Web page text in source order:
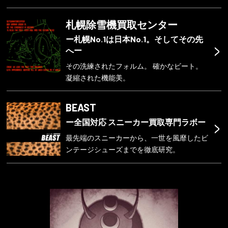
>
札幌除雪機買取センター
ー札幌No.1は日本No.1。そしてその先
へー
その洗練されたフォルム。 確かなビート。
凝縮された機能美。
>
BEAST
ー全国対応 スニーカー買取専門ラボー
最先端のスニーカーから、一世を風靡したビ
ンテージシューズまでを徹底研究。